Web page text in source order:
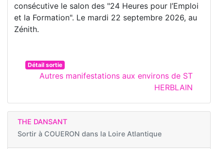
consécutive le salon des "24 Heures pour l’Emploi
et la Formation". Le mardi 22 septembre 2026, au
Zénith.
Détail sortie
Autres manifestations aux environs de ST
HERBLAIN
THE DANSANT
Sortir à COUERON dans la Loire Atlantique